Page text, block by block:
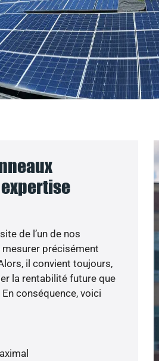
de l’un de nos
précisément
il convient toujours,
la rentabilité future que
conséquence, voici